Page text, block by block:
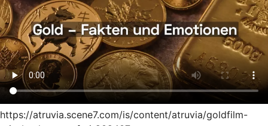
https://atruvia.scene7.com/is/content/atruvia/goldfilm-